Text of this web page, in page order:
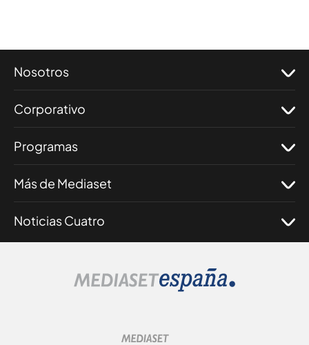
Nosotros
Corporativo
Programas
Más de Mediaset
Noticias Cuatro